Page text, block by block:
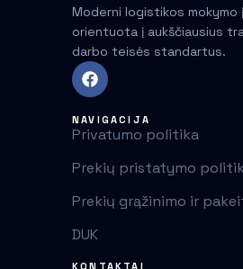
Moderni logistikos mokymo
orientuota į aukščiausius
darbo teisės standartus.
NAVIGACIJA
Privatumo politika
Prekių pristatymo
Prekių grąžinimo ir
DUK
KONTAKTAI